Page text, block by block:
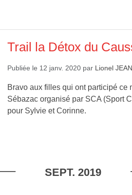
Trail la Détox du
Publiée le 12 janv. 2020 par Lionel
Bravo aux filles qui ont participé ce
Sébazac organisé par SCA (Sport
pour Sylvie et Corinne.
SEPT. 2019